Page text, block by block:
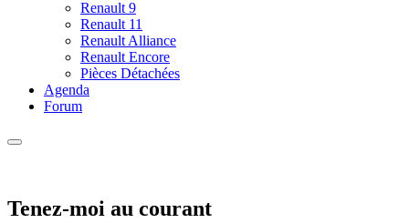
Renault 9
Renault 11
Renault Alliance
Renault Encore
Pièces Détachées
Agenda
Forum
Tenez-moi au courant